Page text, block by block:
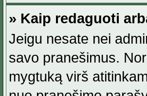
» Kaip redaguoti
Jeigu nesate nei
savo pranešimus.
mygtuką virš